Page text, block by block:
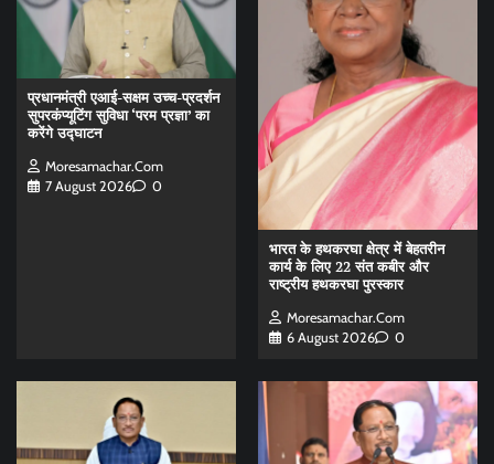
प्रधानमंत्री एआई-सक्षम उच्च-प्रदर्शन
सुपरकंप्यूटिंग सुविधा ‘परम प्रज्ञा’ का
करेंगे उद्घाटन
Moresamachar.com
7 August 2026
0
भारत के हथकरघा क्षेत्र में बेहतरीन
कार्य के लिए 22 संत कबीर और
राष्ट्रीय हथकरघा पुरस्कार
Moresamachar.com
6 August 2026
0